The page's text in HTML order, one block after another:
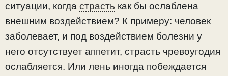
ситуации, когда страсть как бы ослаблена
внешним воздействием? К примеру: человек
заболевает, и под воздействием болезни у
него отсутствует аппетит, страсть чревоугодия
ослабляется. Или лень иногда побеждается